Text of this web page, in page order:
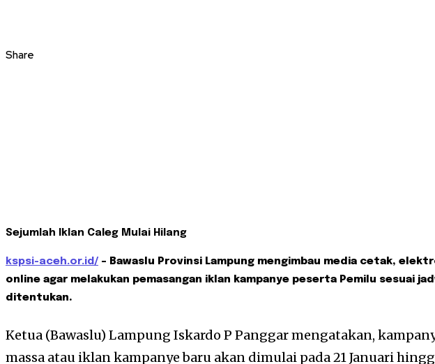
Share
Sejumlah Iklan Caleg Mulai Hilang
kspsi-aceh.or.id/ – Bawaslu Provinsi Lampung mengimbau media cetak,
online agar melakukan pemasangan iklan kampanye peserta Pemilu sesuai
ditentukan.
Ketua (Bawaslu) Lampung Iskardo P Panggar mengatakan,
massa atau iklan kampanye baru akan dimulai pada 21 Januari